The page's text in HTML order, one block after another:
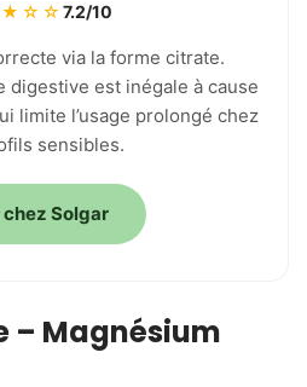
7.2/10
via la forme citrate.
digestive est inégale à cause
limite l’usage prolongé chez
sensibles.
chez Solgar
– Magnésium